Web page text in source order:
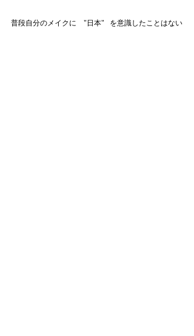
普段自分のメイクに　"日本"   を意識したことはない